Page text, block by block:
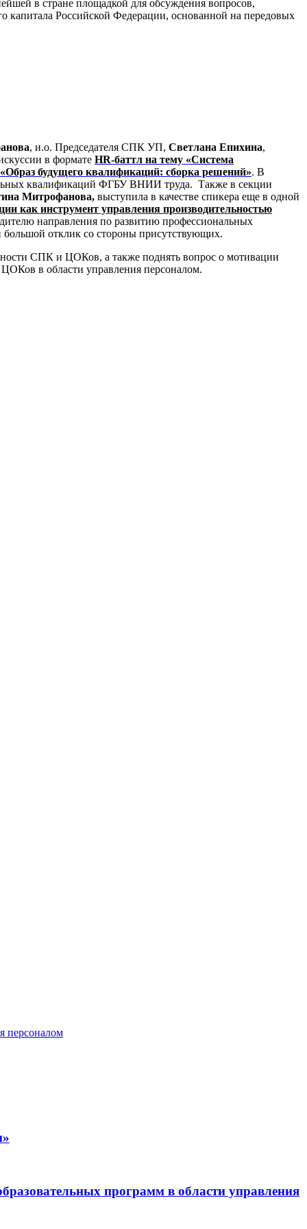
в стране площадкой для обсуждения вопросов,
капитала Российской Федерации, основанной на передовых
, и.о. Председателя СПК УП, Светлана Епихина,
в формате HR-баттл на тему «Система
будущего квалификаций: сборка решений». В
квалификаций ФГБУ ВНИИ труда. Также в секции
Митрофанова, выступила в качестве спикера еще в одной
как инструмент управления производительностью
направления по развитию профессиональных
отклик со стороны присутствующих.
СПК и ЦОКов, а также поднять вопрос о мотивации
в области управления персоналом.
персоналом
программ в области управления